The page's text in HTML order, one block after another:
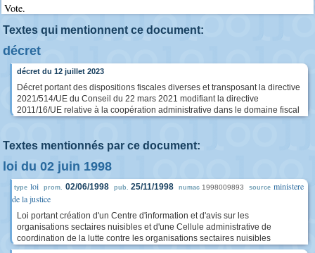
Vote.
Textes qui mentionnent ce document:
décret
décret du 12 juillet 2023
Décret portant des dispositions fiscales diverses et transposant la directive
2021/514/UE du Conseil du 22 mars 2021 modifiant la directive
2011/16/UE relative à la coopération administrative dans le domaine fiscal
Textes mentionnés par ce document:
loi du 02 juin 1998
type loi prom. 02/06/1998 pub. 25/11/1998 numac 1998009893 source ministere
de la justice
Loi portant création d'un Centre d'information et d'avis sur les
organisations sectaires nuisibles et d'une Cellule administrative de
coordination de la lutte contre les organisations sectaires nuisibles